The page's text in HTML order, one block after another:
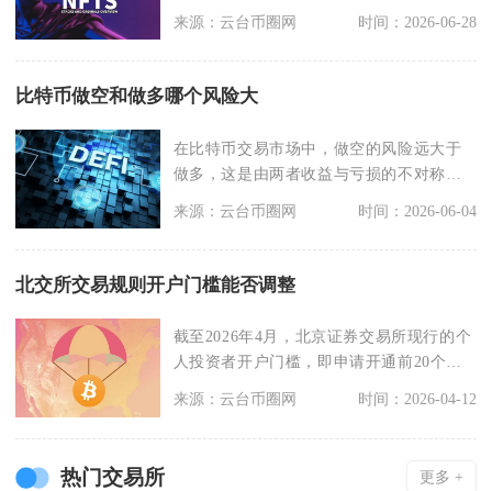
来源：云台币圈网 时间：2026-06-28
比特币做空和做多哪个风险大
在比特币交易市场中，做空的风险远大于
做多，这是由两者收益与亏损的不对称结
来源：云台币圈网 时间：2026-06-04
北交所交易规则开户门槛能否调整
截至2026年4月，北京证券交易所现行的个
人投资者开户门槛，即申请开通前20个交
易日日均证
来源：云台币圈网 时间：2026-04-12
热门交易所 更多 +